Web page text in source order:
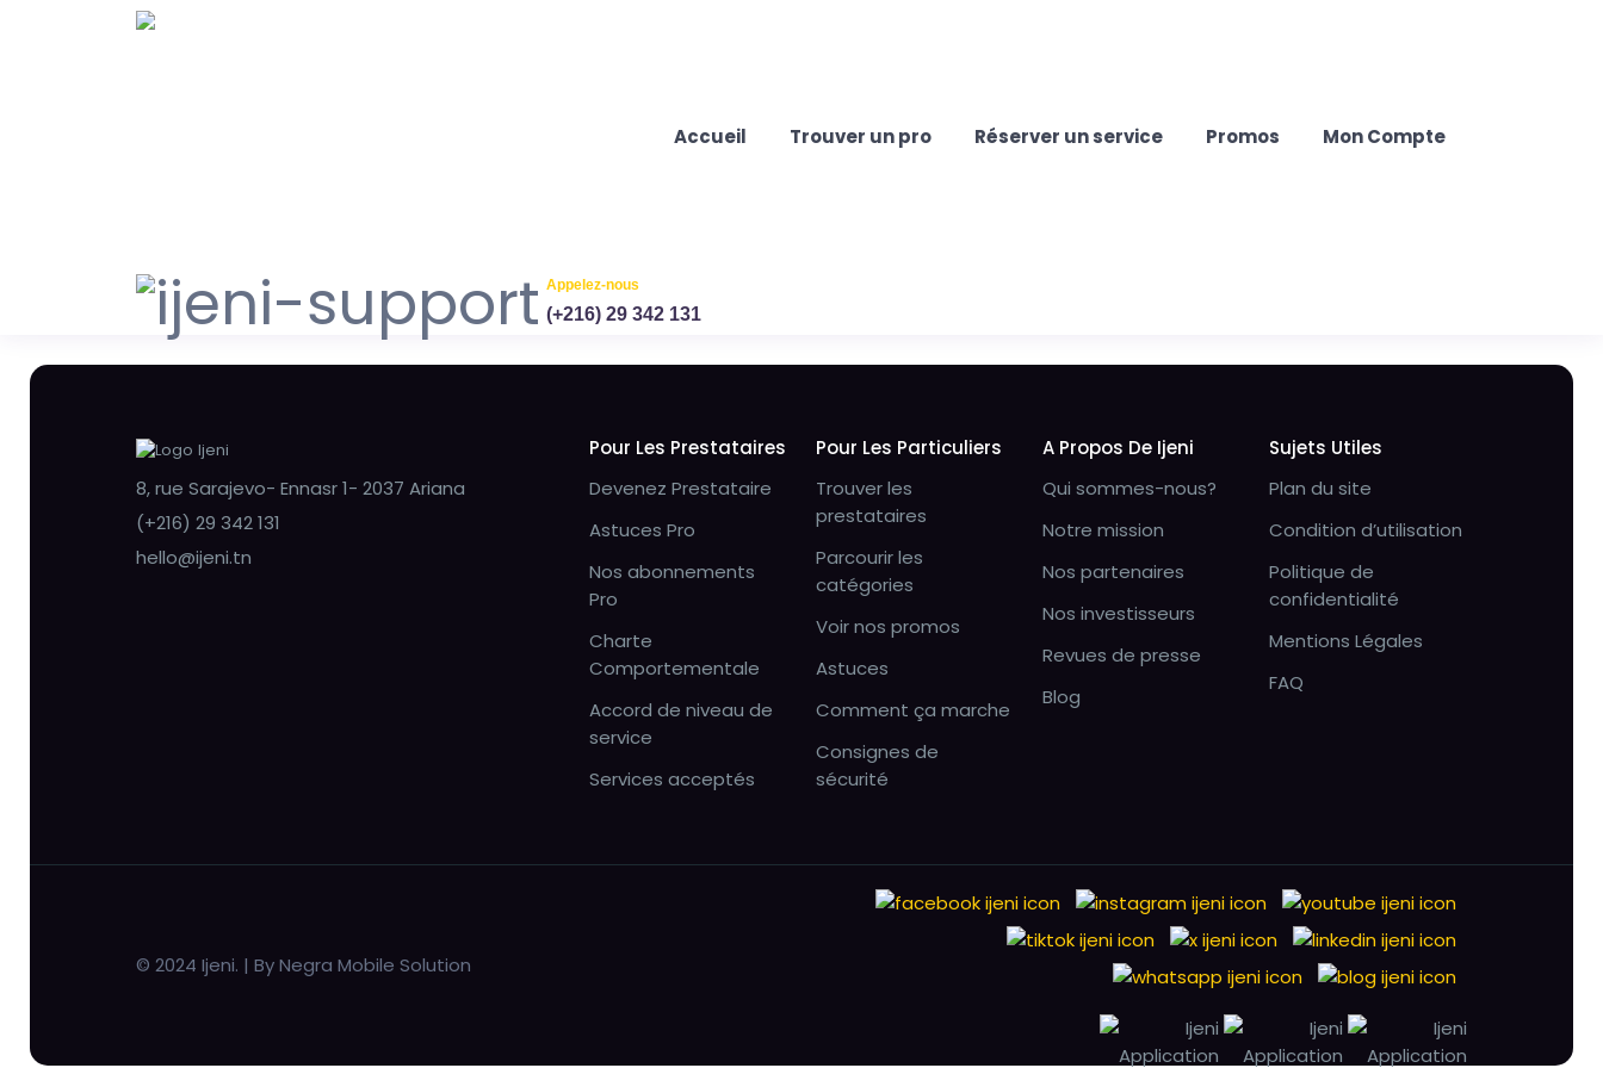
Accueil Trouver un pro Réserver un service Promos Mon Compte
Appelez-nous
(+216) 29 342 131
8, rue Sarajevo- Ennasr 1- 2037 Ariana
(+216) 29 342 131
hello@ijeni.tn
Pour Les Prestataires
Devenez Prestataire
Astuces Pro
Nos abonnements
Pro
Charte
Comportementale
Accord de niveau de
service
Services acceptés
Pour Les Particuliers
Trouver les
prestataires
Parcourir les
catégories
Voir nos promos
Astuces
Comment ça marche
Consignes de
sécurité
A Propos De Ijeni
Qui sommes-nous?
Notre mission
Nos partenaires
Nos investisseurs
Revues de presse
Blog
Sujets Utiles
Plan du site
Condition d’utilisation
Politique de
confidentialité
Mentions Légales
FAQ
© 2024 Ijeni. | By Negra Mobile Solution